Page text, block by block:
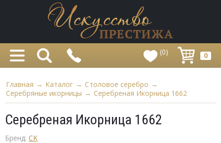
(0) 0
Главная → Каталог → Столовое серебро →
Серебряные икорницы → Серебреная Икорница 1662
Серебреная Икорница 1662
Бренд: CK